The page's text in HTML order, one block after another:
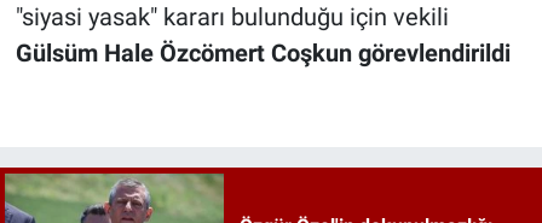
"siyasi yasak" kararı bulunduğu için vekili
Gülsüm Hale Özcömert Coşkun görevlendirildi